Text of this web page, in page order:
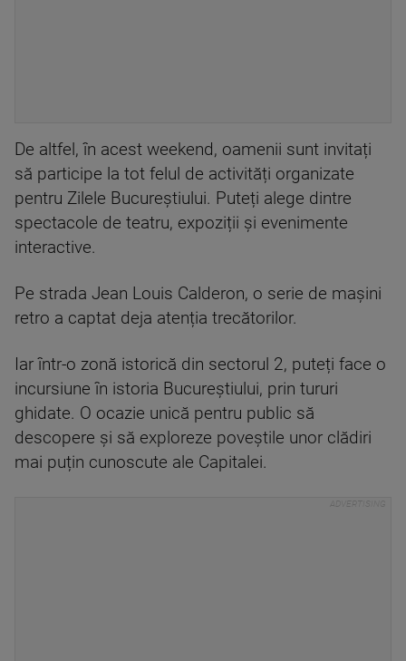
De altfel, în acest weekend, oamenii sunt invitați
să participe la tot felul de activități organizate
pentru Zilele Bucureștiului. Puteți alege dintre
spectacole de teatru, expoziții și evenimente
interactive.
Pe strada Jean Louis Calderon, o serie de mașini
retro a captat deja atenția trecătorilor.
Iar într-o zonă istorică din sectorul 2, puteți face o
incursiune în istoria Bucureștiului, prin tururi
ghidate. O ocazie unică pentru public să
descopere și să exploreze poveștile unor clădiri
mai puțin cunoscute ale Capitalei.